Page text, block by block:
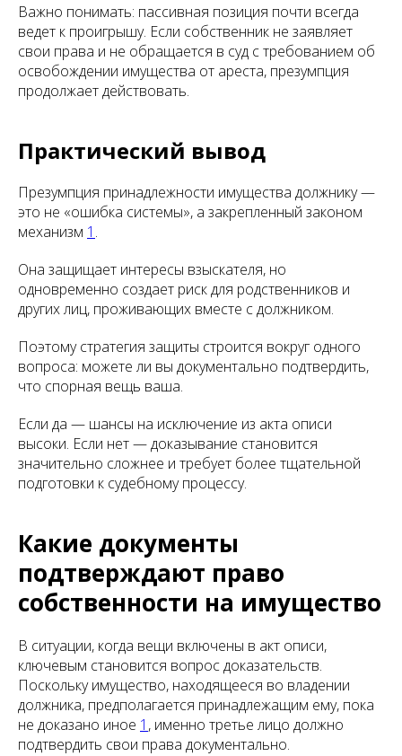
Важно понимать: пассивная позиция почти всегда
ведет к проигрышу. Если собственник не заявляет
свои права и не обращается в суд с требованием об
освобождении имущества от ареста, презумпция
продолжает действовать.
Практический вывод
Презумпция принадлежности имущества должнику —
это не «ошибка системы», а закрепленный законом
механизм 1 .
Она защищает интересы взыскателя, но
одновременно создает риск для родственников и
других лиц, проживающих вместе с должником.
Поэтому стратегия защиты строится вокруг одного
вопроса: можете ли вы документально подтвердить,
что спорная вещь ваша.
Если да — шансы на исключение из акта описи
высоки. Если нет — доказывание становится
значительно сложнее и требует более тщательной
подготовки к судебному процессу.
Какие документы
подтверждают право
собственности на имущество
В ситуации, когда вещи включены в акт описи,
ключевым становится вопрос доказательств.
Поскольку имущество, находящееся во владении
должника, предполагается принадлежащим ему, пока
не доказано иное 1 , именно третье лицо должно
подтвердить свои права документально.